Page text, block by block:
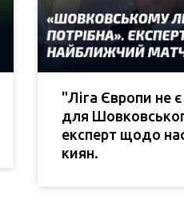
"Ліга Європи не
для
експерт щодо
киян.